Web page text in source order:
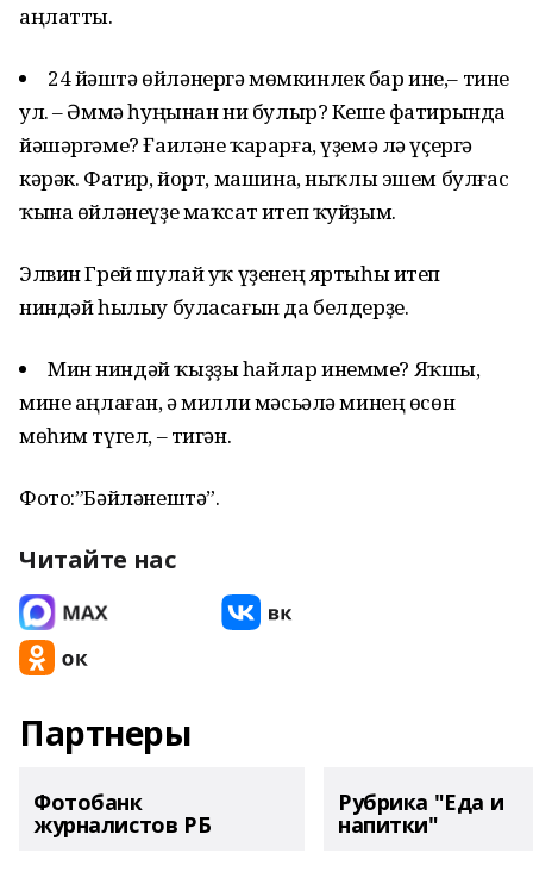
аңлатты.
24 йәштә өйләнергә мөмкинлек бар ине,– тине
ул. – Әммә һуңынан ни булыр? Кеше фатирында
йәшәргәме? Ғаиләне ҡарарға, үҙемә лә үҫергә
кәрәк. Фатир, йорт, машина, ныҡлы эшем булғас
ҡына өйләнеүҙе маҡсат итеп ҡуйҙым.
Элвин Грей шулай уҡ үҙенең яртыһы итеп
ниндәй һылыу буласағын да белдерҙе.
Мин ниндәй ҡыҙҙы һайлар инемме? Яҡшы,
мине аңлаған, ә милли мәсьәлә минең өсөн
мөһим түгел, – тигән.
Фото:”Бәйләнештә”.
Читайте нас
Партнеры
Фотобанк
журналистов РБ
Рубрика "Еда и
напитки"